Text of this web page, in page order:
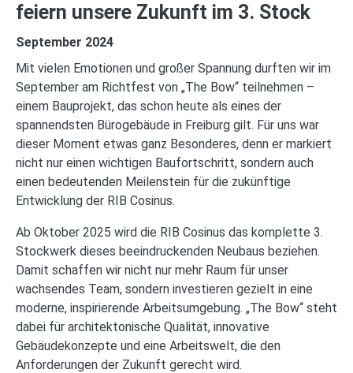
feiern unsere Zukunft im 3. Stock
September 2024
Mit vielen Emotionen und großer Spannung durften wir im
September am Richtfest von „The Bow“ teilnehmen –
einem Bauprojekt, das schon heute als eines der
spannendsten Bürogebäude in Freiburg gilt. Für uns war
dieser Moment etwas ganz Besonderes, denn er markiert
nicht nur einen wichtigen Baufortschritt, sondern auch
einen bedeutenden Meilenstein für die zukünftige
Entwicklung der RIB Cosinus.
Ab Oktober 2025 wird die RIB Cosinus das komplette 3.
Stockwerk dieses beeindruckenden Neubaus beziehen.
Damit schaffen wir nicht nur mehr Raum für unser
wachsendes Team, sondern investieren gezielt in eine
moderne, inspirierende Arbeitsumgebung. „The Bow“ steht
dabei für architektonische Qualität, innovative
Gebäudekonzepte und eine Arbeitswelt, die den
Anforderungen der Zukunft gerecht wird.